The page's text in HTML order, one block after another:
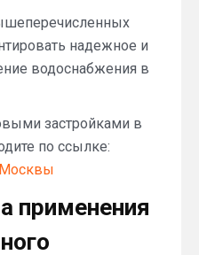
надежное и
водоснабжения в
застройками в
по ссылке:
Москвы
применения